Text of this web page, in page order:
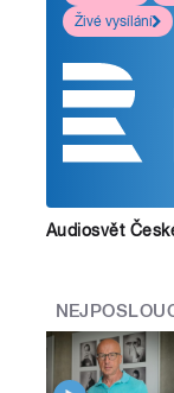
Živé vysílání
Audiosvět